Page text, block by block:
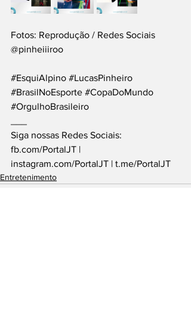
Fotos: Reprodução / Redes Sociais
@pinheiiiroo
#EsquiAlpino #LucasPinheiro
#BrasilNoEsporte #CopaDoMundo
#OrgulhoBrasileiro
Siga nossas Redes Sociais:
fb.com/PortalJT |
instagram.com/PortalJT | t.me/PortalJT
Entretenimento